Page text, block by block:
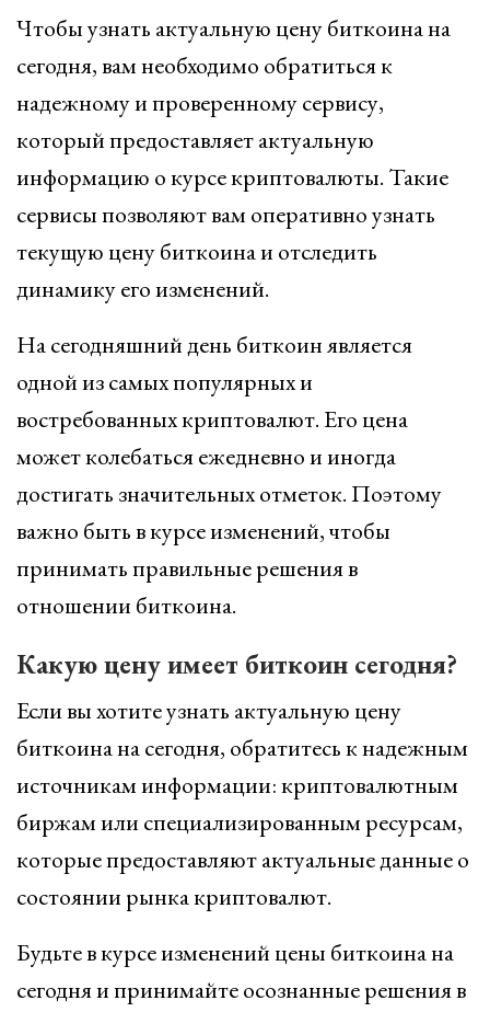
Чтобы узнать актуальную цену биткоина на
сегодня, вам необходимо обратиться к
надежному и проверенному сервису,
который предоставляет актуальную
информацию о курсе криптовалюты. Такие
сервисы позволяют вам оперативно узнать
текущую цену биткоина и отследить
динамику его изменений.
На сегодняшний день биткоин является
одной из самых популярных и
востребованных криптовалют. Его цена
может колебаться ежедневно и иногда
достигать значительных отметок. Поэтому
важно быть в курсе изменений, чтобы
принимать правильные решения в
отношении биткоина.
Какую цену имеет биткоин сегодня?
Если вы хотите узнать актуальную цену
биткоина на сегодня, обратитесь к надежным
источникам информации: криптовалютным
биржам или специализированным ресурсам,
которые предоставляют актуальные данные о
состоянии рынка криптовалют.
Будьте в курсе изменений цены биткоина на
сегодня и принимайте осознанные решения в